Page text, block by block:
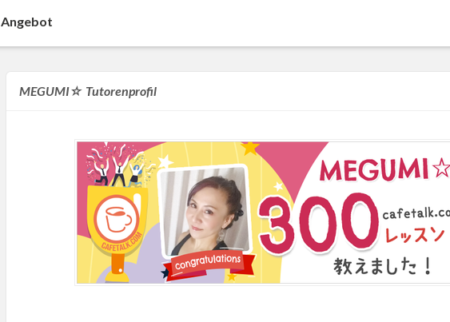
Angebot
MEGUMI☆ Tutorenprofil